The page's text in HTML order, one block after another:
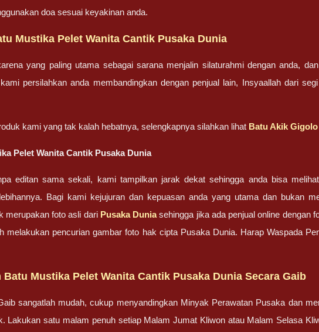
doa sesuai keyakinan anda.
Mustika Pelet Wanita Cantik Pusaka Dunia
yang paling utama sebagai sarana menjalin silaturahmi dengan anda,
persilahkan anda membandingkan dengan penjual lain, Insyaallah dari
kami yang tak kalah hebatnya, selengkapnya silahkan lihat Batu Akik
Pelet Wanita Cantik Pusaka Dunia
editan sama sekali, kami tampilkan jarak dekat sehingga anda bisa
Bagi kami kejujuran dan kepuasan anda yang utama dan bukan
merupakan foto asli dari Pusaka Duniasehingga jika ada penjual online dengan
melakukan pencurian gambar foto hak cipta Pusaka Dunia. Harap Waspada
Batu Mustika Pelet Wanita Cantik Pusaka Dunia Secara Gaib
sangatlah mudah, cukup menyandingkan Minyak Perawatan Pusaka dan
Lakukan satu malam penuh setiap Malam Jumat Kliwon atau Malam Selasa